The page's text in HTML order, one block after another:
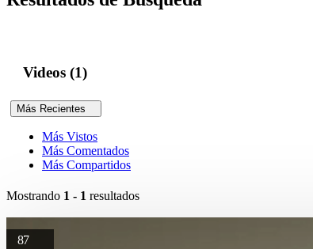
Videos (1)
Más Recientes
Más Vistos
Más Comentados
Más Compartidos
Mostrando 1 - 1 resultados
87